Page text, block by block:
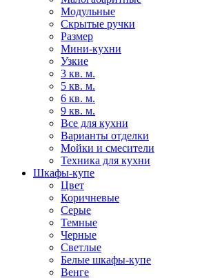
Модульные
Скрытые ручки
Размер
Мини-кухни
Узкие
3 кв. м.
5 кв. м.
6 кв. м.
9 кв. м.
Все для кухни
Варианты отделки
Мойки и смесители
Техника для кухни
Шкафы-купе
Цвет
Коричневые
Серые
Темные
Черные
Светлые
Белые шкафы-купе
Венге